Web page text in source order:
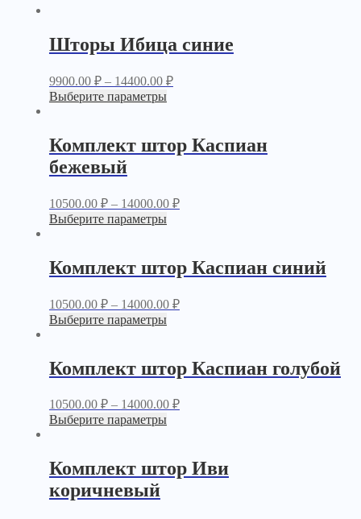
Шторы Ибица синие
9900.00 ₽– 14400.00 ₽
Выберите параметры
Комплект штор Каспиан
бежевый
10500.00 ₽– 14000.00 ₽
Выберите параметры
Комплект штор Каспиан синий
10500.00 ₽– 14000.00 ₽
Выберите параметры
Комплект штор Каспиан голубой
10500.00 ₽– 14000.00 ₽
Выберите параметры
Комплект штор Иви
коричневый